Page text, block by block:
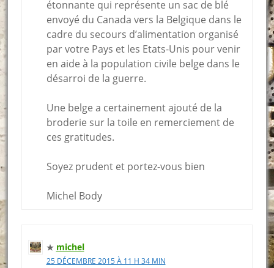
étonnante qui représente un sac de blé
envoyé du Canada vers la Belgique dans le
cadre du secours d’alimentation organisé
par votre Pays et les Etats-Unis pour venir
en aide à la population civile belge dans le
désarroi de la guerre.
Une belge a certainement ajouté de la
broderie sur la toile en remerciement de
ces gratitudes.
Soyez prudent et portez-vous bien
Michel Body
michel
25 DÉCEMBRE 2015 À 11 H 34 MIN